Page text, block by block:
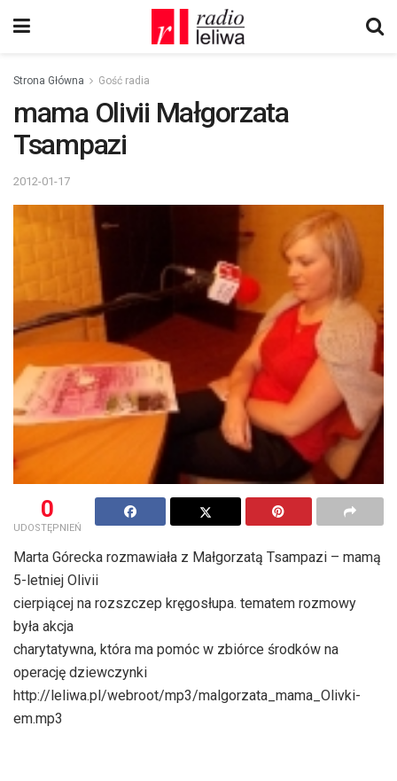
Strona Główna Gość radia
mama Olivii Małgorzata
Tsampazi
2012-01-17
0
UDOSTĘPNIEŃ
Marta Górecka rozmawiała z Małgorzatą Tsampazi – mamą
5-letniej Olivii
cierpiącej na rozszczep kręgosłupa. tematem rozmowy
była akcja
charytatywna, która ma pomóc w zbiórce środków na
operację dziewczynki
http://leliwa.pl/webroot/mp3/malgorzata_mama_Olivki-
em.mp3